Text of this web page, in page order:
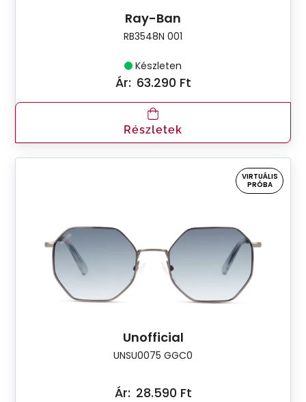
Ray-Ban
RB3548N 001
Készleten
Ár: 63.290 Ft
Részletek
VIRTUÁLIS
PRÓBA
Unofficial
UNSU0075 GGC0
Ár: 28.590 Ft